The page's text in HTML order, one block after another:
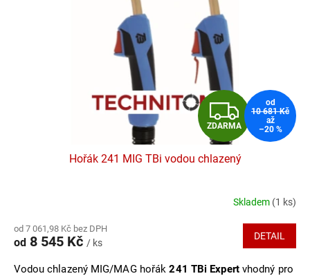
Z
D
A
R
M
A
ZDARMA
od
10 681 Kč
až
–20 %
Hořák 241 MIG TBi vodou chlazený
produktu
je
z
Skladem (1 ks)
od 7 061,98 Kč bez DPH
od 8 545 Kč / ks
DETAIL
Vodou chlazený MIG/MAG hořák241 TBi Expertvhodný pro